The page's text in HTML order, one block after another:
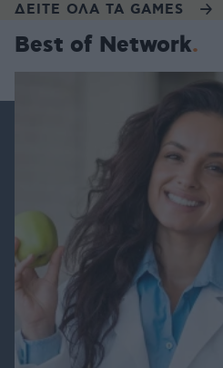
ΔΕΙΤΕ ΟΛΑ ΤΑ GAMES
Best of Network